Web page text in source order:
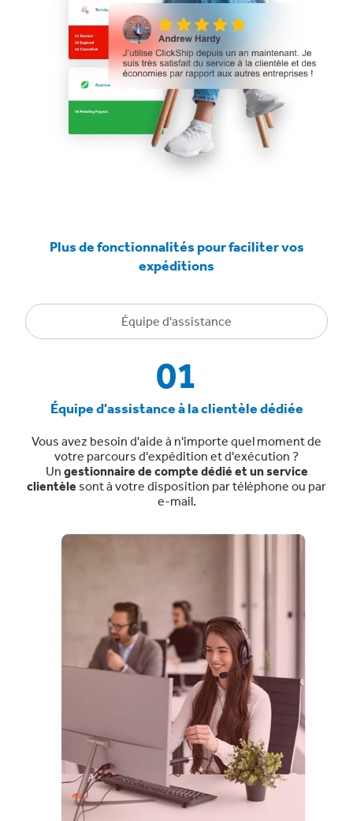
Plus de fonctionnalités pour faciliter vos
expéditions
Équipe d'assistance
01
Équipe d'assistance à la clientèle dédiée
Vous avez besoin d'aide à n'importe quel moment de
votre parcours d'expédition et d'exécution ?
Un gestionnaire de compte dédié et un service
clientèle sont à votre disposition par téléphone ou par
e-mail.